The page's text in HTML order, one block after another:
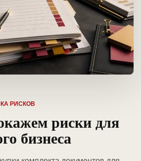
РИСКОВ
риски для
бизнеса